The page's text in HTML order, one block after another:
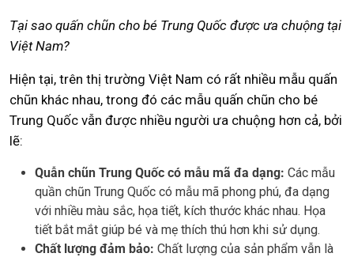
Tại sao quấn chũn cho bé Trung Quốc được ưa chuộng tại
Việt Nam?
Hiện tại, trên thị trường Việt Nam có rất nhiều mẫu quấn
chũn khác nhau, trong đó các mẫu quấn chũn cho bé
Trung Quốc vẫn được nhiều người ưa chuộng hơn cả, bởi
lẽ:
Quẫn chũn Trung Quốc có mẫu mã đa dạng: Các mẫu
quần chũn Trung Quốc có mẫu mã phong phú, đa dạng
với nhiều màu sắc, họa tiết, kích thước khác nhau. Họa
tiết bắt mắt giúp bé và mẹ thích thú hơn khi sử dụng.
Chất lượng đảm bảo: Chất lượng của sản phẩm vẫn là